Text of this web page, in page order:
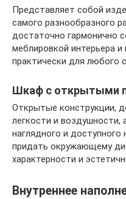
Представляет собой
самого разнообразного
достаточно гармонично
меблировкой интерьера
практически для любого
Шкаф с открытыми
Открытые конструкции,
легкости и воздушности,
наглядного и
придать окружающему
характерности и
Внутреннее